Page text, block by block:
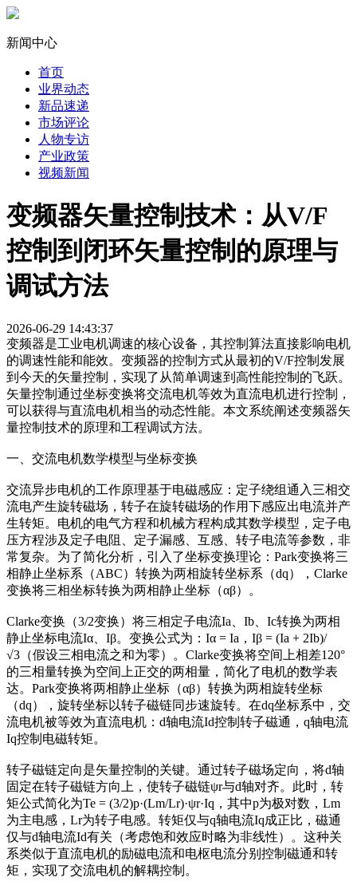
新闻中心
首页
业界动态
新品速递
市场评论
人物专访
产业政策
视频新闻
变频器矢量控制技术：从V/F
控制到闭环矢量控制的原理与
调试方法
2026-06-29 14:43:37
变频器是工业电机调速的核心设备，其控制算法直接影响电机
的调速性能和能效。变频器的控制方式从最初的V/F控制发展
到今天的矢量控制，实现了从简单调速到高性能控制的飞跃。
矢量控制通过坐标变换将交流电机等效为直流电机进行控制，
可以获得与直流电机相当的动态性能。本文系统阐述变频器矢
量控制技术的原理和工程调试方法。
一、交流电机数学模型与坐标变换
交流异步电机的工作原理基于电磁感应：定子绕组通入三相交
流电产生旋转磁场，转子在旋转磁场的作用下感应出电流并产
生转矩。电机的电气方程和机械方程构成其数学模型，定子电
压方程涉及定子电阻、定子漏感、互感、转子电流等参数，非
常复杂。为了简化分析，引入了坐标变换理论：Park变换将三
相静止坐标系（ABC）转换为两相旋转坐标系（dq），Clarke
变换将三相坐标转换为两相静止坐标（αβ）。
Clarke变换（3/2变换）将三相定子电流Ia、Ib、Ic转换为两相
静止坐标电流Iα、Iβ。变换公式为：Iα = Ia，Iβ = (Ia + 2Ib)/
√3（假设三相电流之和为零）。Clarke变换将空间上相差120°
的三相量转换为空间上正交的两相量，简化了电机的数学表
达。Park变换将两相静止坐标（αβ）转换为两相旋转坐标
（dq），旋转坐标以转子磁链同步速旋转。在dq坐标系中，交
流电机被等效为直流电机：d轴电流Id控制转子磁通，q轴电流
Iq控制电磁转矩。
转子磁链定向是矢量控制的关键。通过转子磁场定向，将d轴
固定在转子磁链方向上，使转子磁链ψr与d轴对齐。此时，转
矩公式简化为Te = (3/2)p·(Lm/Lr)·ψr·Iq，其中p为极对数，Lm
为主电感，Lr为转子电感。转矩仅与q轴电流Iq成正比，磁通
仅与d轴电流Id有关（考虑饱和效应时略为非线性）。这种关
系类似于直流电机的励磁电流和电枢电流分别控制磁通和转
矩，实现了交流电机的解耦控制。